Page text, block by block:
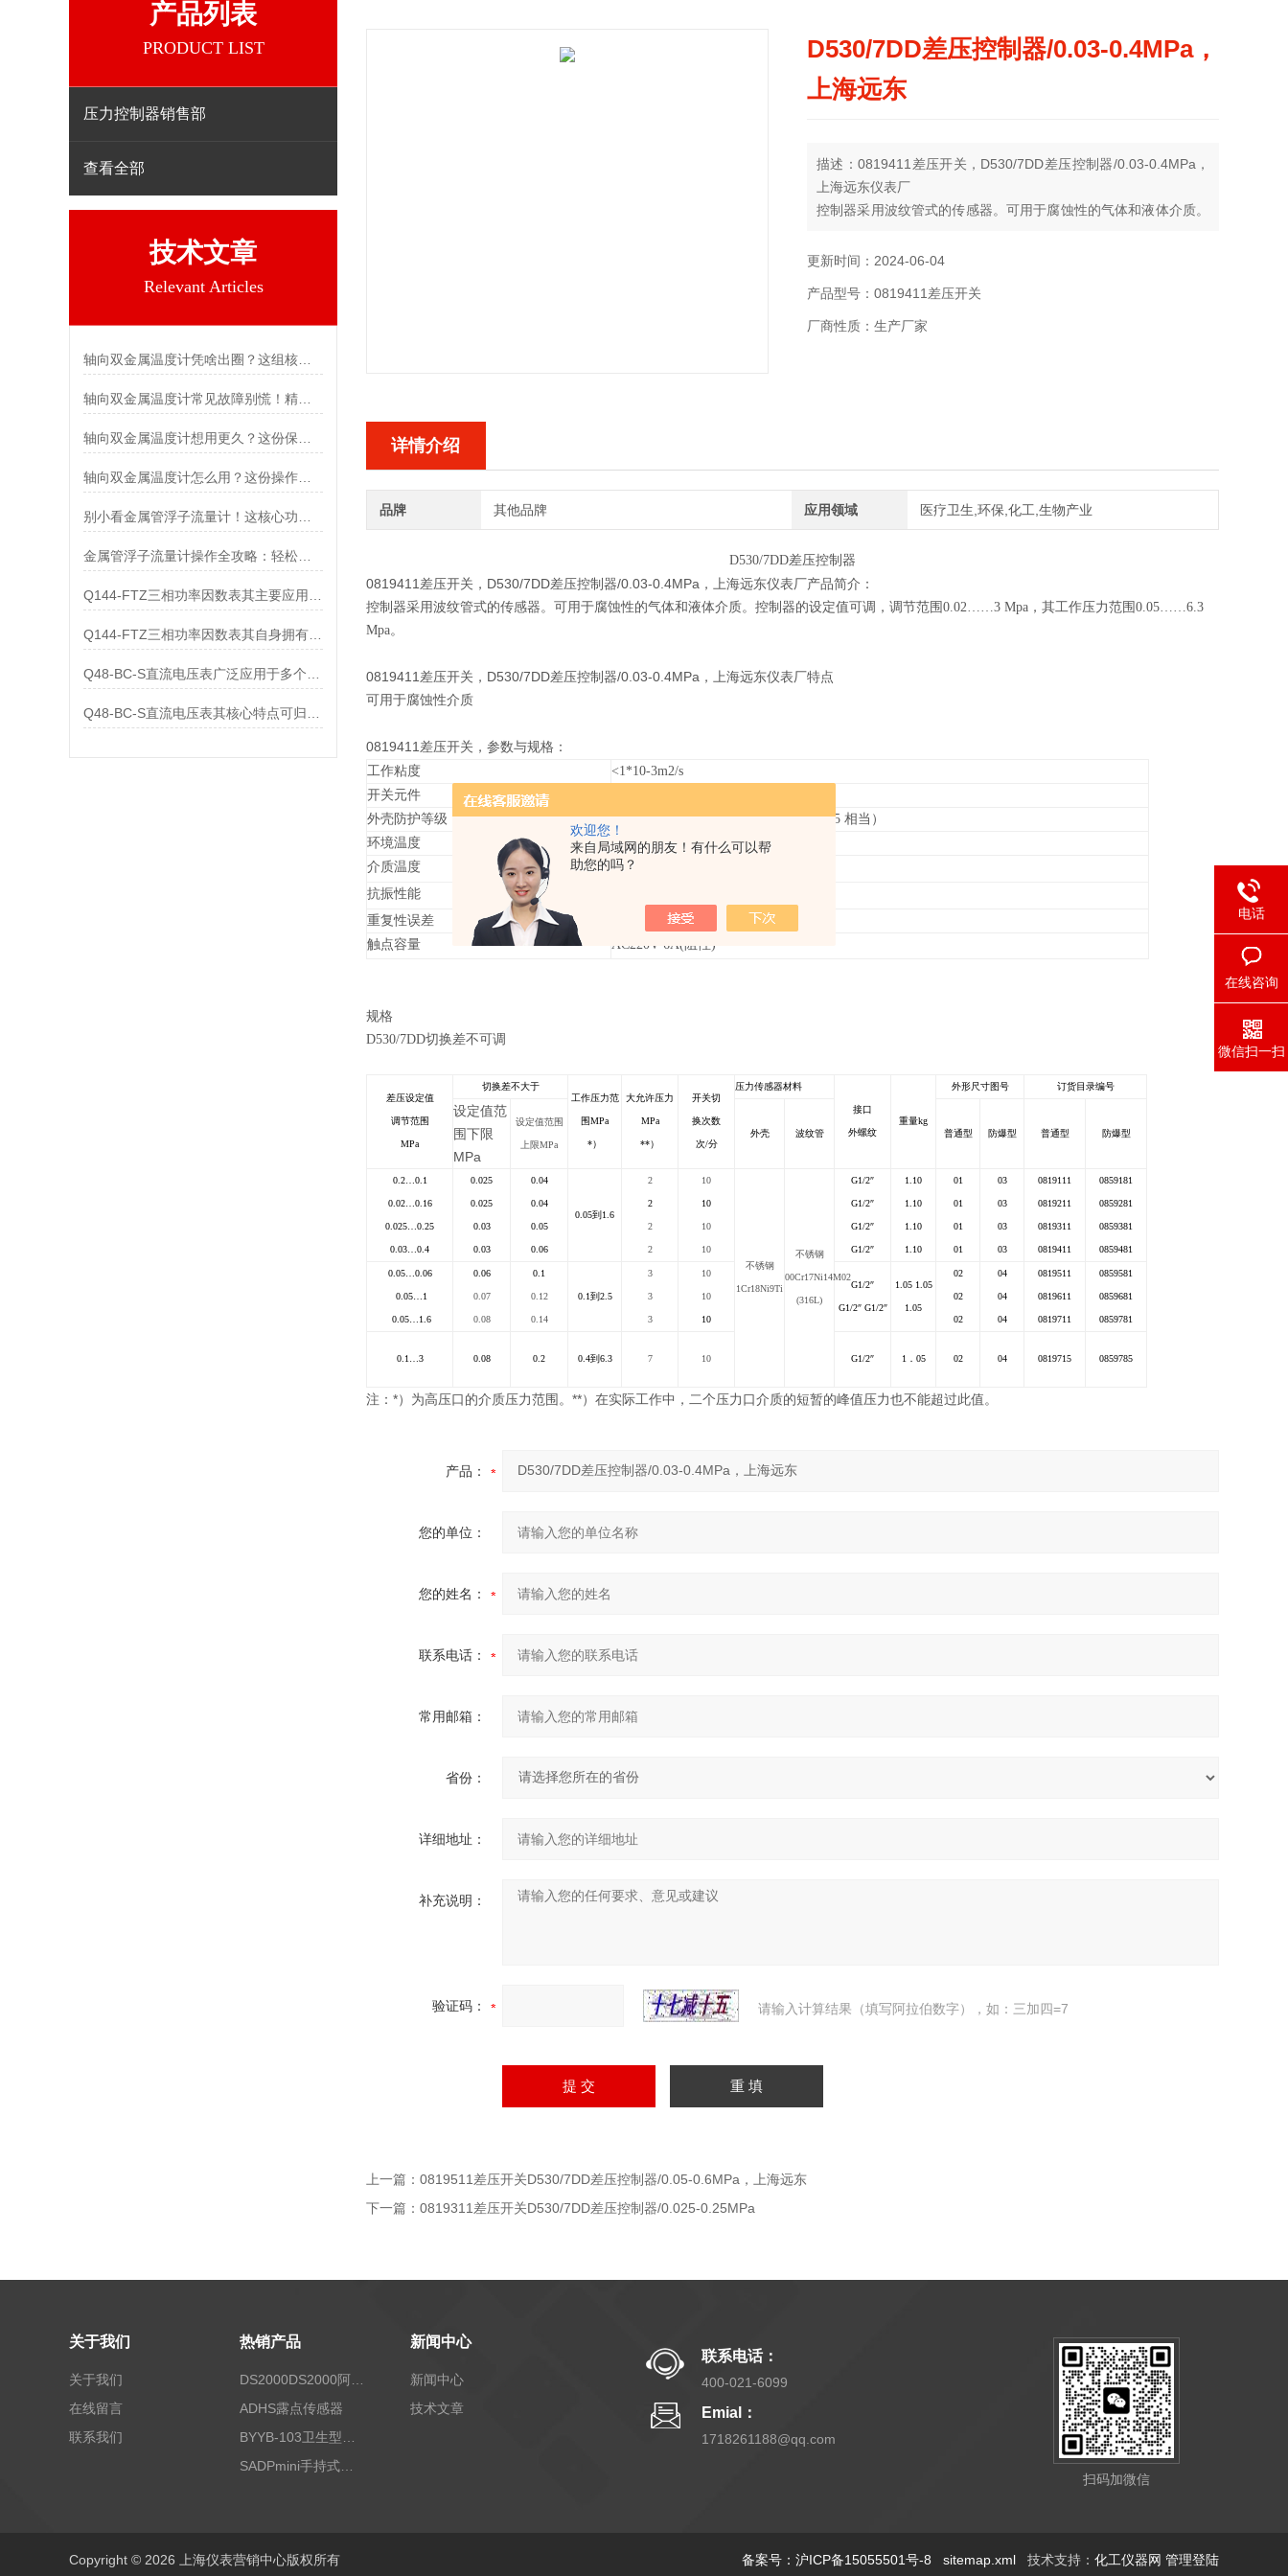
欢迎您！
来自局域网的朋友！有什么可以帮
助您的吗？
产品列表
PRODUCT LIST
压力控制器销售部
查看全部
技术文章
Relevant Articles
轴向双金属温度计凭啥出圈？这组核心特点给出了答案
轴向双金属温度计常见故障别慌！精准定位，轻松搞定难题
轴向双金属温度计怎么用？这份操作指南，新手也能快速拿捏！
金属管浮子流量计操作全攻略：轻松拿捏，精准掌控每一步！
Q144-FTZ三相功率因数表其自身拥有怎样的功能呢？
D530/7DD差压控制器/0.03-0.4MPa，
上海远东
描述：0819411差压开关，D530/7DD差压控制器/0.03-0.4MPa，
上海远东仪表厂
控制器采用波纹管式的传感器。可用于腐蚀性的气体和液体介质。
0.05……6.3 Mpa。
更新时间：2024-06-04
产品型号：0819411差压开关
厂商性质：生产厂家
详情介绍
品牌 其他品牌 应用领域 医疗卫生,环保,化工,生物产业
D530/7DD差压控制器
0819411差压开关， D530/7DD差压控制器/0.03-0.4MPa，上海远东仪表厂产品简介：
控制器采用波纹管式的传感器。可用于腐蚀性的气体和液体介质。控制器的设定值可调，调节范围0.02……3 Mpa，其工作压力范围0.05……6.3
Mpa。
0819411差压开关， D530/7DD差压控制器/0.03-0.4MPa，上海远东仪表厂特点
可用于腐蚀性介质
0819411差压开关， 参数与规格：
工作粘度
<1*10-3m2/s
开关元件
外壳防护等级
IP65（符合DIN40050, 与GB4208中IP65 相当）
环境温度
-5℃～40℃
介质温度
0～120℃
抗振性能
重复性误差
触点容量
AC220V 6A(阻性)
规格
D530/7DD切换差不可调
差压设定值
调节范围
MPa
切换差不大于
工作压力范
围MPa
*）
大允许压力
MPa
**）
开关切
换次数
次/分
压力传感器材料
接口
外螺纹
重量kg
外形尺寸图号 订货目录编号
设定值范
围下限
MPa
设定值范围
上限MPa
外壳 波纹管 普通型 防爆型 普通型 防爆型
0.2…0.1
0.02…0.16
0.025…0.25
0.03…0.4
0.025
0.025
0.03
0.03
0.04
0.04
0.05
0.06
0.05到1.6
2
2
2
2
10
10
10
10
不锈钢
1Cr18Ni9Ti
不锈钢
00Cr17Ni14M02
(316L)
G1/2″
G1/2″
G1/2″
G1/2″
1.10
1.10
1.10
1.10
01
01
01
01
03
03
03
03
0819111
0819211
0819311
0819411
0859181
0859281
0859381
0859481
0.05…0.06
0.05…1
0.05…1.6
0.06
0.07
0.08
0.1
0.12
0.14
0.1到2.5
3
3
3
10
10
10
G1/2″
G1/2″ G1/2″
1.05 1.05
1.05
02
02
02
04
04
04
0819511
0819611
0819711
0859581
0859681
0859781
0.1…3 0.08 0.2 0.4到6.3 7 10 G1/2″ 1 ．05 02 04 0819715 0859785
注： *）为高压口的介质压力范围。 **）在实际工作中，二个压力口介质的短暂的峰值压力也不能超过此值。
产品：
您的单位：
您的姓名：
联系电话：
常用邮箱：
省份：
详细地址：
补充说明：
验证码： 请输入计算结果（填写阿拉伯数字），如：三加四=7
上一篇： 0819511差压开关D530/7DD差压控制器/0.05-0.6MPa，上海远东
下一篇： 0819311差压开关D530/7DD差压控制器/0.025-0.25MPa
关于我们
关于我们
在线留言
联系我们
热销产品
ADHS露点传感器
新闻中心
新闻中心
技术文章
联系电话：
400-021-6099
Emial：
1718261188@qq.com
扫码加微信
Copyright © 2026 上海仪表营销中心版权所有 备案号：沪ICP备15055501号-8 sitemap.xml 技术支持： 化工仪器网 管理登陆
电话
在线咨询
微信扫一扫